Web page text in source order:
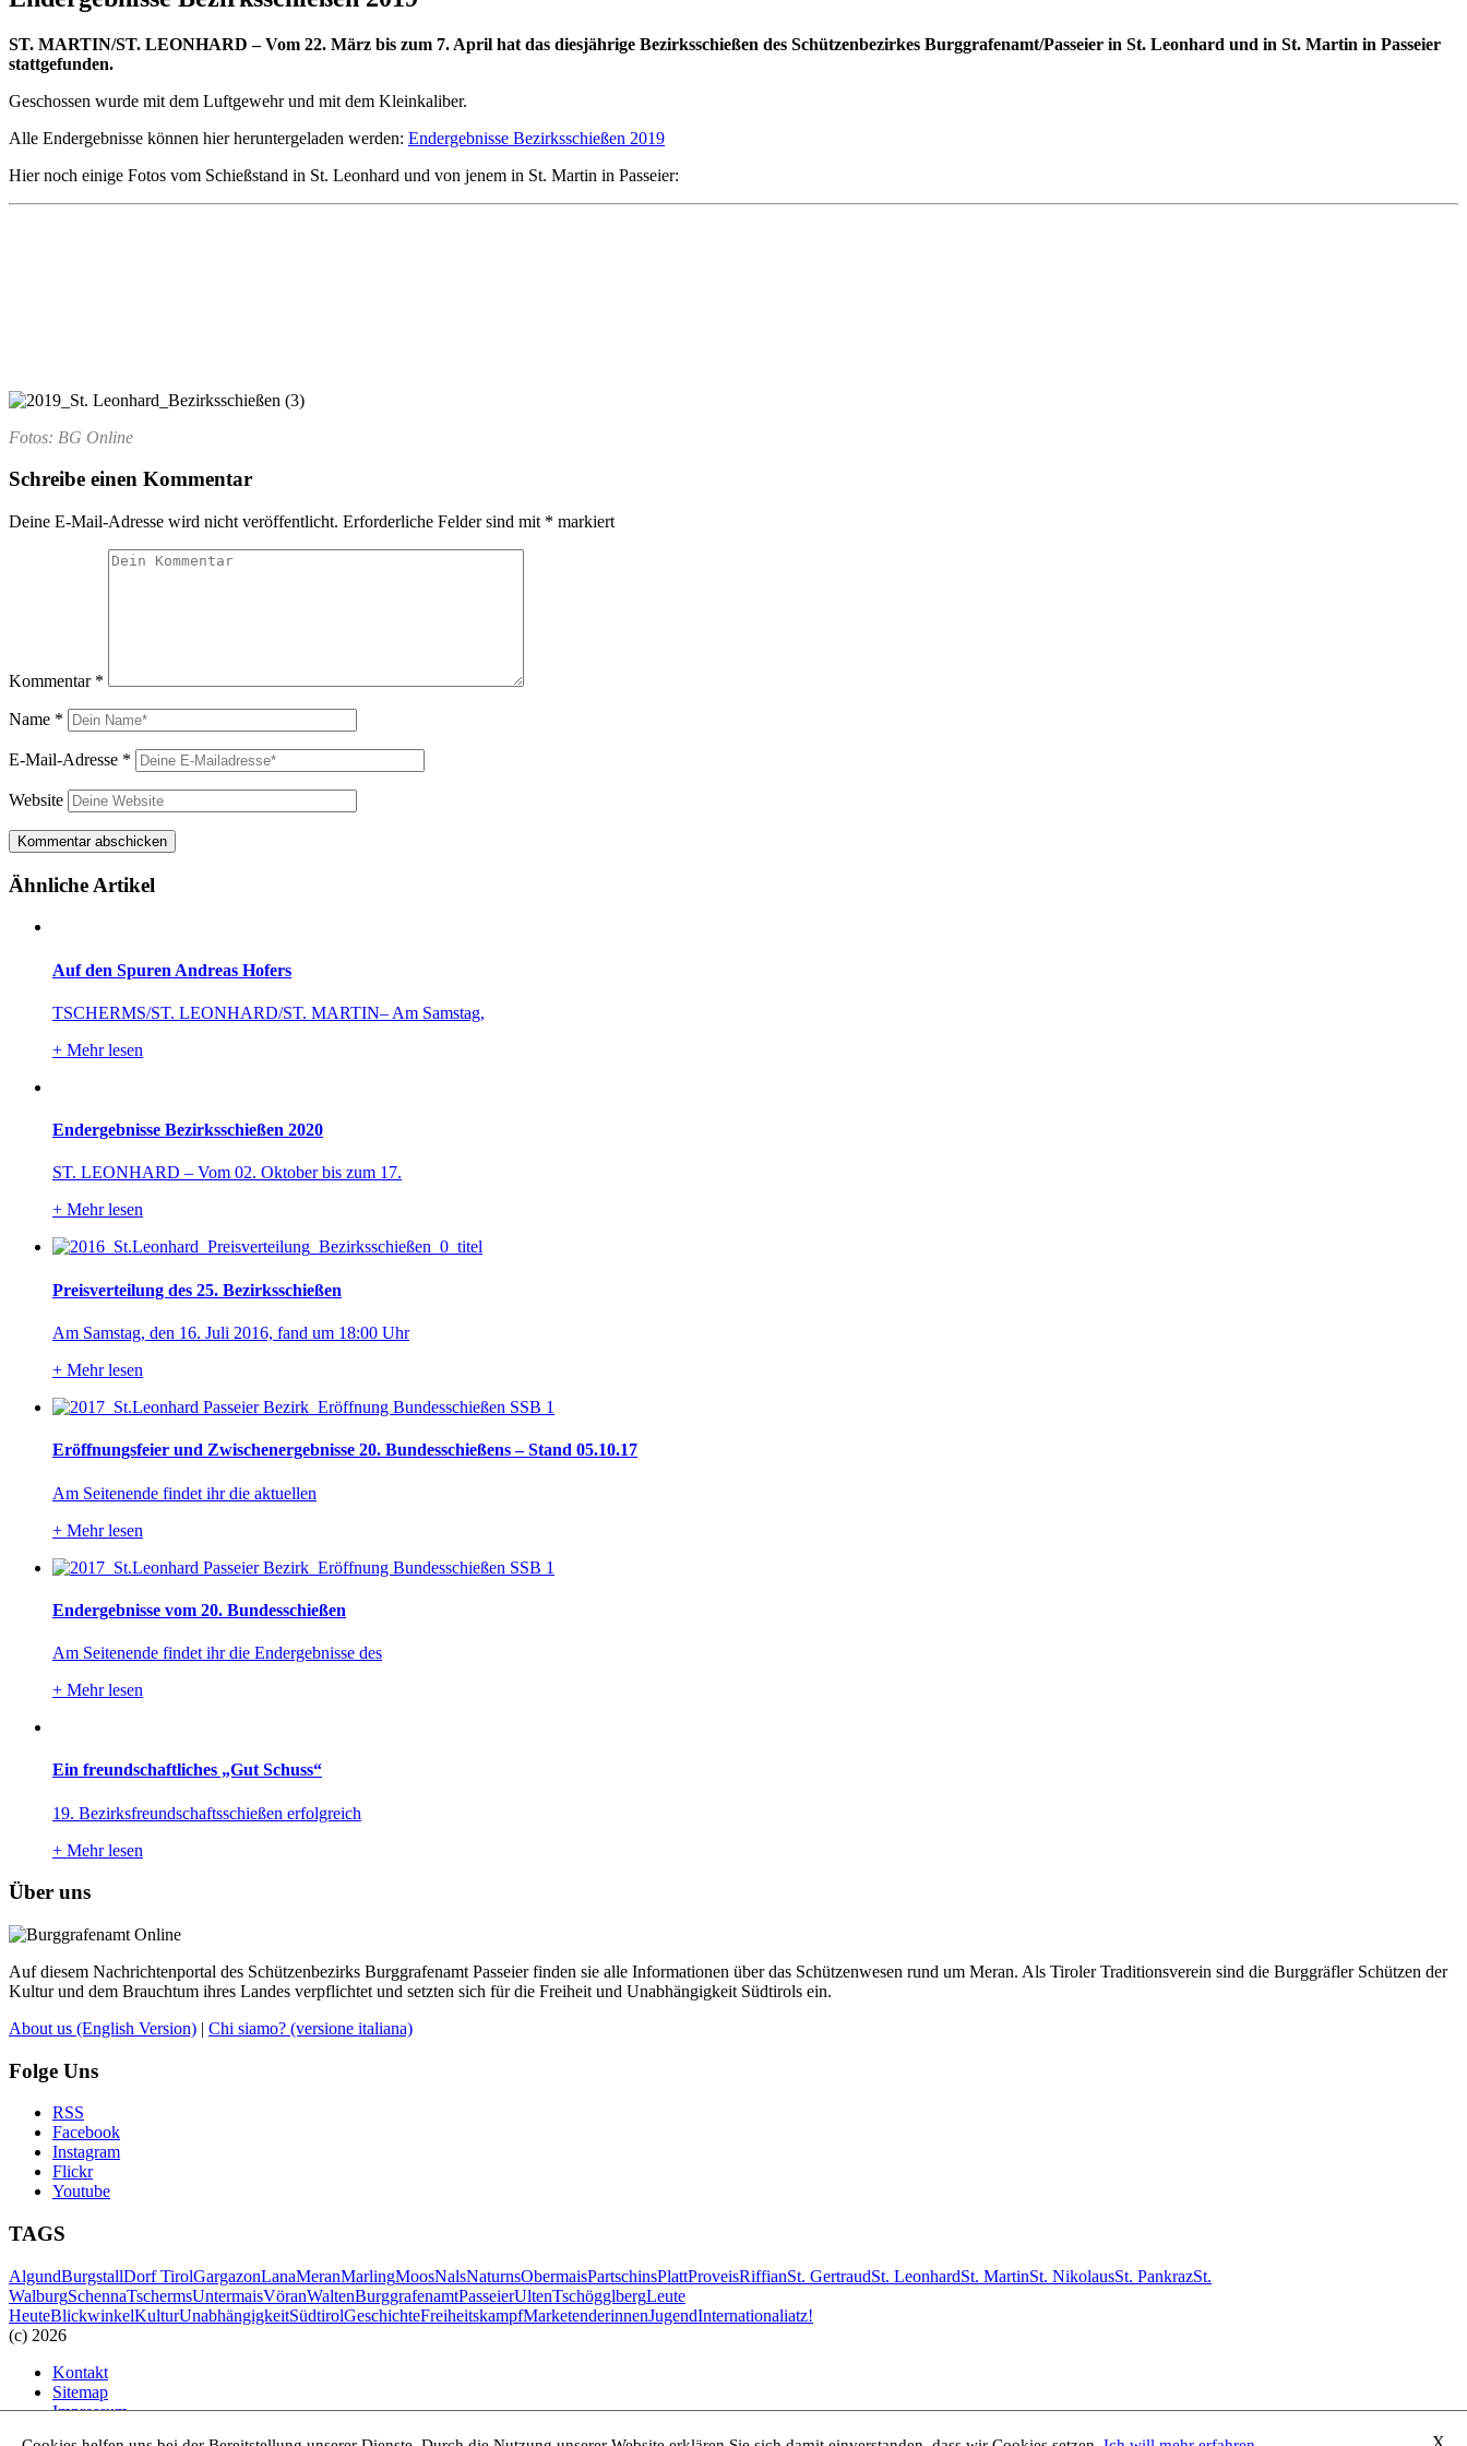
ST. MARTIN/ST. LEONHARD – Vom 22. März bis zum 7. April hat das diesjährige Bezirksschießen des Schützenbezirkes Burggrafenamt/Passeier in St. Leonhard und in St. Martin in Passeier
stattgefunden.
Geschossen wurde mit dem Luftgewehr und mit dem Kleinkaliber.
Alle Endergebnisse können hier heruntergeladen werden: Endergebnisse Bezirksschießen 2019
Hier noch einige Fotos vom Schießstand in St. Leonhard und von jenem in St. Martin in Passeier:
Fotos: BG Online
Schreibe einen Kommentar
Deine E-Mail-Adresse wird nicht veröffentlicht. Erforderliche Felder sind mit * markiert
Kommentar *
Name *
E-Mail-Adresse *
Website
Ähnliche Artikel
Auf den Spuren Andreas Hofers
TSCHERMS/ST. LEONHARD/ST. MARTIN– Am Samstag,
+ Mehr lesen
Endergebnisse Bezirksschießen 2020
ST. LEONHARD – Vom 02. Oktober bis zum 17.
+ Mehr lesen
Preisverteilung des 25. Bezirksschießen
Am Samstag, den 16. Juli 2016, fand um 18:00 Uhr
+ Mehr lesen
Eröffnungsfeier und Zwischenergebnisse 20. Bundesschießens – Stand 05.10.17
Am Seitenende findet ihr die aktuellen
+ Mehr lesen
Endergebnisse vom 20. Bundesschießen
Am Seitenende findet ihr die Endergebnisse des
+ Mehr lesen
Ein freundschaftliches „Gut Schuss“
19. Bezirksfreundschaftsschießen erfolgreich
+ Mehr lesen
Über uns
Auf diesem Nachrichtenportal des Schützenbezirks Burggrafenamt Passeier finden sie alle Informationen über das Schützenwesen rund um Meran. Als Tiroler Traditionsverein sind die Burggräfler Schützen der
Kultur und dem Brauchtum ihres Landes verpflichtet und setzten sich für die Freiheit und Unabhängigkeit Südtirols ein.
About us (English Version) | Chi siamo? (versione italiana)
Folge Uns
RSS
Facebook
Instagram
Flickr
Youtube
TAGS
AlgundBurgstallDorf TirolGargazonLanaMeranMarlingMoosNalsNaturnsObermaisPartschinsPlattProveisRiffianSt. GertraudSt. LeonhardSt. MartinSt. NikolausSt. PankrazSt.
WalburgSchennaTschermsUntermaisVöranWaltenBurggrafenamtPasseierUltenTschögglbergLeute
HeuteBlickwinkelKulturUnabhängigkeitSüdtirolGeschichteFreiheitskampfMarketenderinnenJugendInternationaliatz!
(c) 2026
Kontakt
Sitemap
Impressum
X